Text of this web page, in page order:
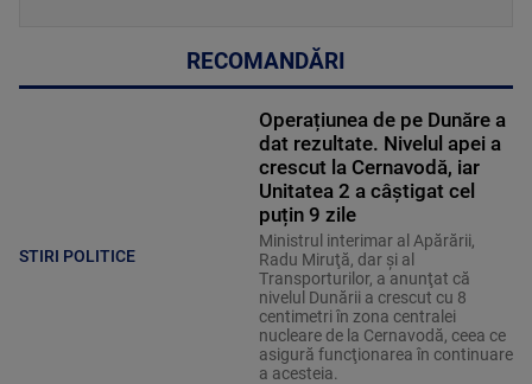
RECOMANDĂRI
STIRI POLITICE
Operațiunea de pe Dunăre a
dat rezultate. Nivelul apei a
crescut la Cernavodă, iar
Unitatea 2 a câștigat cel
puțin 9 zile
Ministrul interimar al Apărării,
Radu Miruţă, dar şi al
Transporturilor, a anunţat că
nivelul Dunării a crescut cu 8
centimetri în zona centralei
nucleare de la Cernavodă, ceea ce
asigură funcţionarea în continuare
a acesteia.